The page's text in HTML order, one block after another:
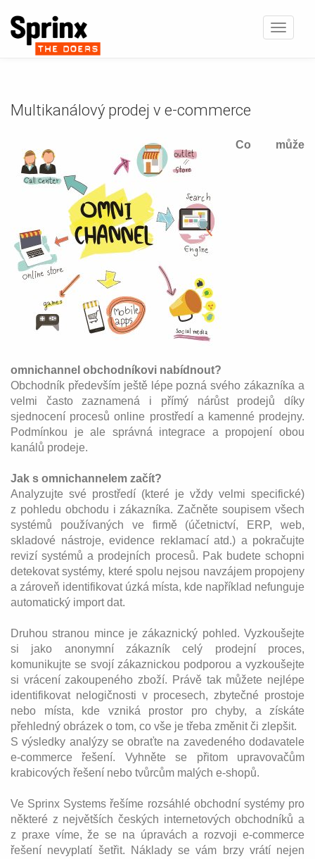
Multikanálový prodej v e-commerce
Co může
omnichannel obchodníkovi nabídnout?
Obchodník především ještě lépe pozná svého zákazníka a
velmi často zaznamená i přímý nárůst prodejů díky
sjednocení procesů online prostředí a kamenné prodejny.
Podmínkou je ale správná integrace a propojení obou
kanálů prodeje.
Jak s omnichannelem začít?
Analyzujte své prostředí (které je vždy velmi specifické)
z pohledu obchodu i zákazníka. Začněte soupisem všech
systémů používaných ve firmě (účetnictví, ERP, web,
skladové nástroje, evidence reklamací atd.) a pokračujte
revizí systémů a prodejních procesů. Pak budete schopni
detekovat systémy, které spolu nejsou navzájem propojeny
a zároveň identifikovat úzká místa, kde například nefunguje
automatický import dat.
Druhou stranou mince je zákaznický pohled. Vyzkoušejte
si jako anonymní zákazník celý prodejní proces,
komunikujte se svojí zákaznickou podporou a vyzkoušejte
si vrácení zakoupeného zboží. Právě tak můžete nejlépe
identifikovat nelogičnosti v procesech, zbytečné prostoje
nebo místa, kde vzniká prostor pro chyby, a získáte
přehledný obrázek o tom, co vše je třeba změnit či zlepšit.
S výsledky analýzy se obraťte na zavedeného dodavatele
e-commerce řešení. Vyhněte se přitom upravovačům
krabicových řešení nebo tvůrcům malých e-shopů.
Ve Sprinx Systems řešíme rozsáhlé obchodní systémy pro
některé z největších českých internetových obchodníků a
z praxe víme, že se na úpravách a rozvoji e-commerce
řešení nevyplatí šetřit. Náklady se vám brzy vrátí nejen